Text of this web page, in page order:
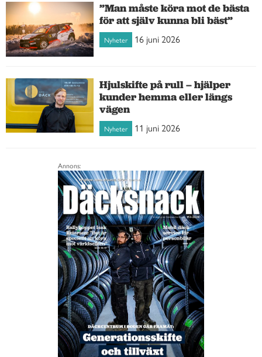
”Man måste köra mot de bästa
för att själv kunna bli bäst”
Nyheter 16 juni 2026
Hjulskifte på rull – hjälper
kunder hemma eller längs
vägen
Nyheter 11 juni 2026
Annons: